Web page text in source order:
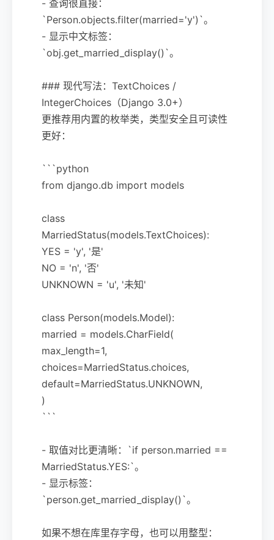
- 查询很直接：
`Person.objects.filter(married='y')`。
- 显示中文标签：
`obj.get_married_display()`。
### 现代写法：TextChoices /
IntegerChoices（Django 3.0+）
更推荐用内置的枚举类，类型安全且可读性
更好：
```python
from django.db import models
class
MarriedStatus(models.TextChoices):
YES = 'y', '是'
NO = 'n', '否'
UNKNOWN = 'u', '未知'
class Person(models.Model):
married = models.CharField(
max_length=1,
choices=MarriedStatus.choices,
default=MarriedStatus.UNKNOWN,
)
```
- 取值对比更清晰：`if person.married ==
MarriedStatus.YES:`。
- 显示标签：
`person.get_married_display()`。
如果不想在库里存字母，也可以用整型：